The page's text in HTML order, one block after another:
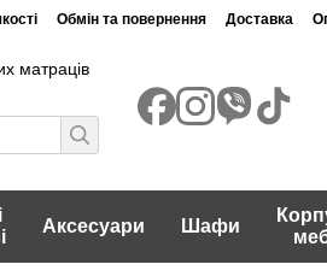
Обмін та повернення Доставка
матраців
Аксесуари Шафи